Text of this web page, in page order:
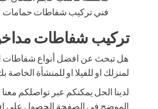
فني تركيب شفاطات حمامات
تركيب شفاطات
هل تبحث عن افضل أنواع شفاطات
لمنزلك او للفيلا او للمنشأة الخاصة
لدينا الحل يمكنكم عبر تواصلكم
الموضح في الصفحة الحصول على